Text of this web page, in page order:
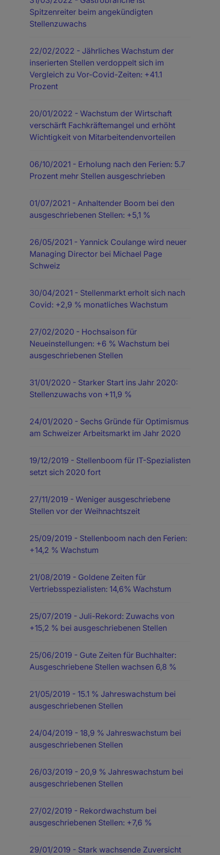
Spitzenreiter beim angekündigten
Stellenzuwachs
22/02/2022 - Jährliches Wachstum der
inserierten Stellen verdoppelt sich im
Vergleich zu Vor-Covid-Zeiten: +41.1
Prozent
20/01/2022 - Wachstum der Wirtschaft
verschärft Fachkräftemangel und erhöht
Wichtigkeit von Mitarbeitendenvorteilen
06/10/2021 - Erholung nach den Ferien: 5.7
Prozent mehr Stellen ausgeschrieben
01/07/2021 - Anhaltender Boom bei den
ausgeschriebenen Stellen: +5,1 %
26/05/2021 - Yannick Coulange wird neuer
Managing Director bei Michael Page
Schweiz
30/04/2021 - Stellenmarkt erholt sich nach
Covid: +2,9 % monatliches Wachstum
27/02/2020 - Hochsaison für
Neueinstellungen: +6 % Wachstum bei
ausgeschriebenen Stellen
31/01/2020 - Starker Start ins Jahr 2020:
Stellenzuwachs von +11,9 %
24/01/2020 - Sechs Gründe für Optimismus
am Schweizer Arbeitsmarkt im Jahr 2020
19/12/2019 - Stellenboom für IT-Spezialisten
setzt sich 2020 fort
27/11/2019 - Weniger ausgeschriebene
Stellen vor der Weihnachtszeit
25/09/2019 - Stellenboom nach den Ferien:
+14,2 % Wachstum
21/08/2019 - Goldene Zeiten für
Vertriebsspezialisten: 14,6% Wachstum
25/07/2019 - Juli-Rekord: Zuwachs von
+15,2 % bei ausgeschriebenen Stellen
25/06/2019 - Gute Zeiten für Buchhalter:
Ausgeschriebene Stellen wachsen 6,8 %
21/05/2019 - 15.1 % Jahreswachstum bei
ausgeschriebenen Stellen
24/04/2019 - 18,9 % Jahreswachstum bei
ausgeschriebenen Stellen
26/03/2019 - 20,9 % Jahreswachstum bei
ausgeschriebenen Stellen
27/02/2019 - Rekordwachstum bei
ausgeschriebenen Stellen: +7,6 %
29/01/2019 - Stark wachsende Zuversicht